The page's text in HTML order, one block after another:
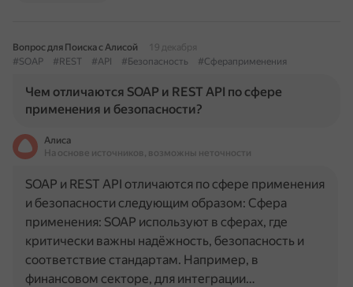
Вопрос для Поиска с Алисой
19 декабря
#SOAP
#REST #API #Безопасность #Сфераприменения
Чем отличаются SOAP и REST API по сфере
применения и безопасности?
Алиса
На основе источников, возможны неточности
SOAP и REST API отличаются по сфере применения
и безопасности следующим образом: Сфера
применения: SOAP используют в сферах, где
критически важны надёжность, безопасность и
соответствие стандартам. Например, в
финансовом секторе, для интеграции…